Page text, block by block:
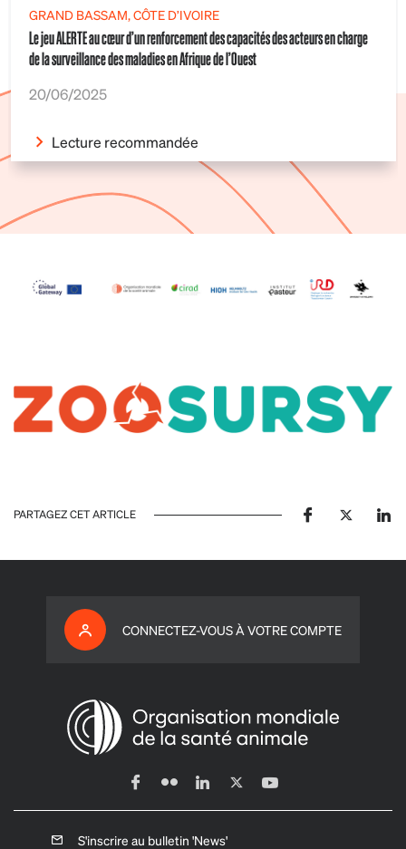
GRAND BASSAM, CÔTE D’IVOIRE
Le jeu ALERTE au cœur d’un renforcement des capacités des acteurs en charge
de la surveillance des maladies en Afrique de l’Ouest
20/06/2025
Lecture recommandée
PARTAGEZ CET ARTICLE
CONNECTEZ-VOUS À VOTRE COMPTE
S'inscrire au bulletin 'News'